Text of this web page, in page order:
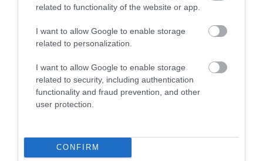
related to functionality of the website or app.
I want to allow Google to enable storage
related to personalization.
I want to allow Google to enable storage
related to security, including authentication
functionality and fraud prevention, and other
user protection.
CONFIRM
PIACOK
Máris akadt vevő az orosz olajóriás külföldi
érdekeltségeire
A Lukoil bejelentette, hogy elfogadta a globális nyersanyag-
kereskedő Gunvor ajánlatát külföldi eszközeinek megvásárlására.